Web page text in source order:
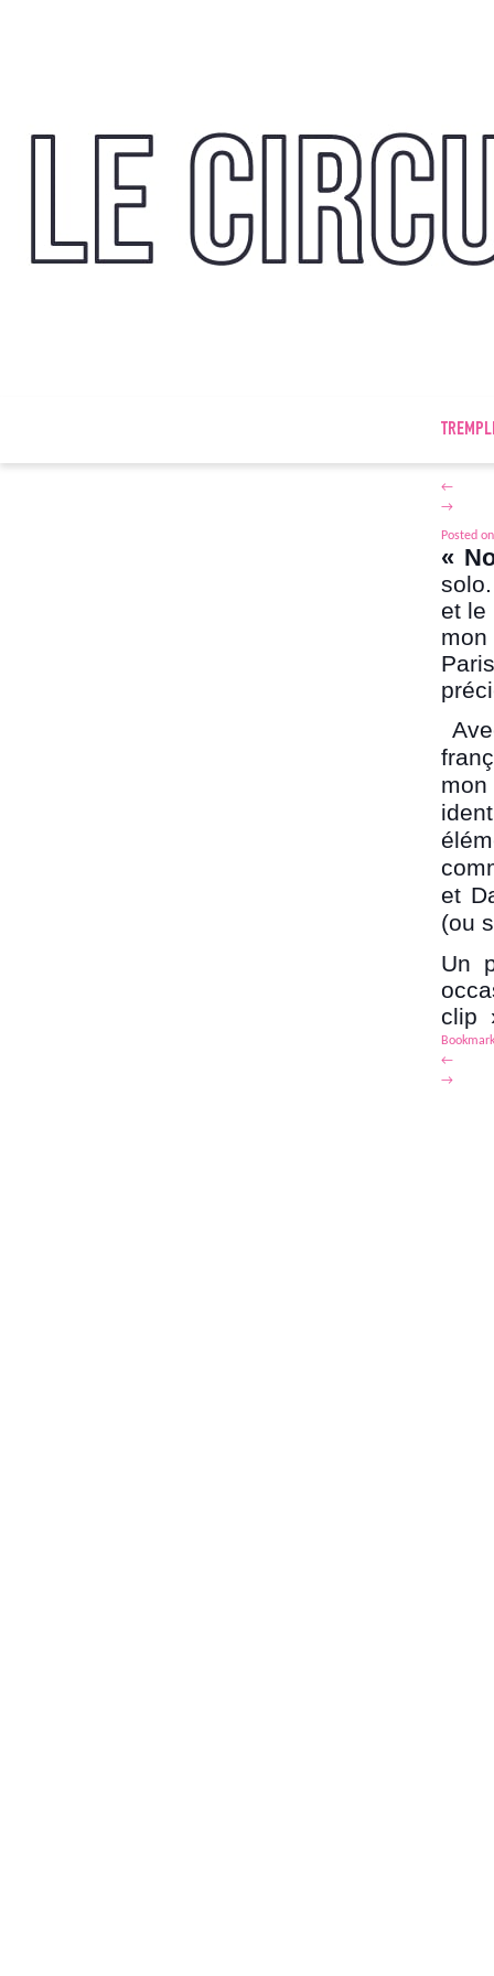
←
→
Posted on
«
et le
mon
et
(ou
Un
clip
←
→